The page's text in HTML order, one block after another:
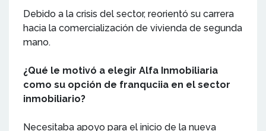
Debido a la crisis del sector, reorientó su carrera
hacia la comercialización de vivienda de segunda
mano.
¿Qué le motivó a elegir Alfa Inmobiliaria
como su opción de franquciia en el sector
inmobiliario?
Necesitaba apoyo para el inicio de la nueva